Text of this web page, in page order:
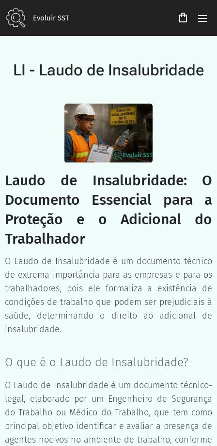
Evoluir SST
LI - Laudo de Insalubridade
Laudo de Insalubridade: O
Documento Essencial para a
Proteção e o Adicional do
Trabalhador
O Laudo de Insalubridade é um documento técnico
de extrema importância para as empresas e para os
trabalhadores, pois ele formaliza a existência de
condições de trabalho que podem ser prejudiciais à
saúde, determinando o direito ao adicional de
insalubridade.
O que é o Laudo de Insalubridade?
O Laudo de Insalubridade é um documento técnico-
legal, elaborado por um Engenheiro de Segurança
do Trabalho ou Médico do Trabalho, que tem como
principal objetivo identificar e avaliar a presença de
agentes nocivos no ambiente de trabalho, conforme